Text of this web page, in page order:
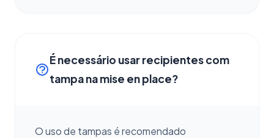
É necessário usar recipientes com
tampa na mise en place?
O uso de tampas é recomendado